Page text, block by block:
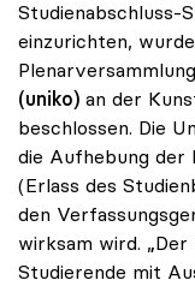
Studienabschluss-
einzurichten,
(uniko) an der
beschlossen. Die
die Aufhebung der
(Erlass des
den
wirksam wird.
Studierende mit